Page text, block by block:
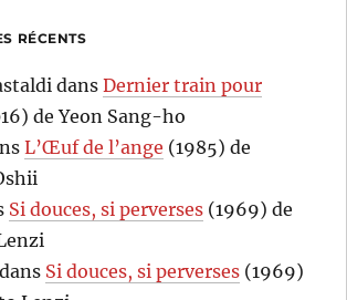
RÉCENTS
dansDernier train pour
de Yeon Sang-ho
L’Œuf de l’ange (1985) de
Si douces, si perverses (1969) de
dans Si douces, si perverses (1969)